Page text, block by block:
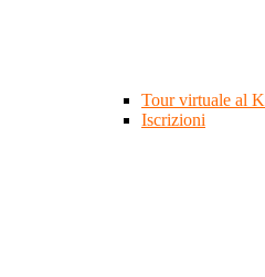
Tour virtuale al
Iscrizioni